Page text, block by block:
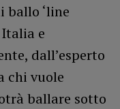
ballo ‘line
e
dall’esperto
chi vuole
ballare sotto